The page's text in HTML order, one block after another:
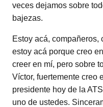
veces dejamos sobre
bajezas.
Estoy acá, compañeros,
estoy acá porque creo
creer en mí, pero sobre
Víctor, fuertemente creo
presidente hoy de la
uno de ustedes.